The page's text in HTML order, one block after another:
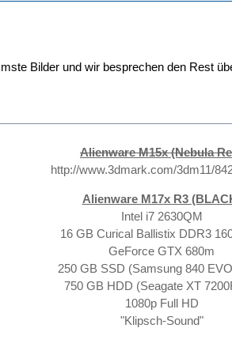
Bilder und wir besprechen den Rest
Alienware M15x (Nebula
http://www.3dmark.com/3dm11/
Alienware M17x R3
Intel i7 2630QM
16 GB Curical Ballistix DDR3
GeForce GTX 680m
250 GB SSD (Samsung 840
750 GB HDD (Seagate XT
1080p Full HD
"Klipsch-Sound"